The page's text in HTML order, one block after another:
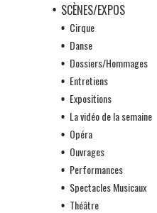
SCÈNES/EXPOS
Cirque
Danse
Dossiers/Hommages
Entretiens
Expositions
La vidéo de la semaine
Opéra
Ouvrages
Performances
Spectacles Musicaux
Théâtre